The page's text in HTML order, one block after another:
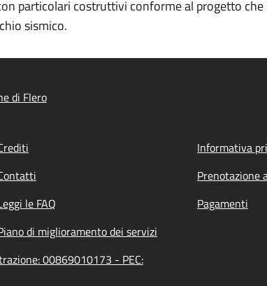
particolari costruttivi conforme al progetto
sismico.
di Flero
Informativa
Prenotazione
le FAQ Pagamenti
di miglioramento dei servizi
00869010173 - PEC: